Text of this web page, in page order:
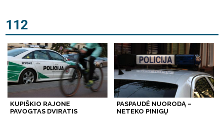
112
KUPIŠKIO RAJONE
PAVOGTAS DVIRATIS
PASPAUDĖ NUORODĄ –
NETEKO PINIGŲ